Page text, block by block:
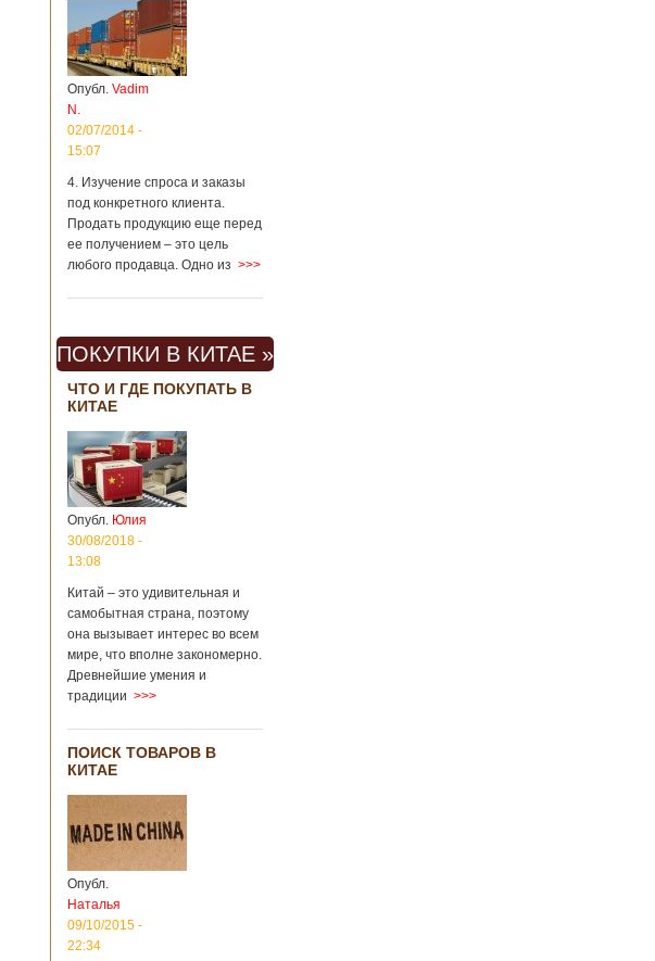
Опубл. Vadim
N.
02/07/2014 -
15:07
4. Изучение спроса и заказы
под конкретного клиента.
Продать продукцию еще перед
ее получением – это цель
любого продавца. Одно из >>>
ПОКУПКИ В КИТАЕ »
ЧТО И ГДЕ ПОКУПАТЬ В
КИТАЕ
Опубл. Юлия
30/08/2018 -
13:08
Китай – это удивительная и
самобытная страна, поэтому
она вызывает интерес во всем
мире, что вполне закономерно.
Древнейшие умения и
традиции >>>
ПОИСК ТОВАРОВ В
КИТАЕ
Опубл.
Наталья
09/10/2015 -
22:34